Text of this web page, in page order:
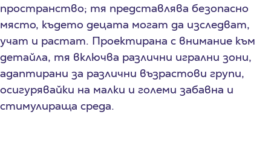
пространство; тя представлява безопасно
място, където децата могат да изследват,
учат и растат. Проектирана с внимание към
детайла, тя включва различни игрални зони,
адаптирани за различни възрастови групи,
осигурявайки на малки и големи забавна и
стимулираща среда.